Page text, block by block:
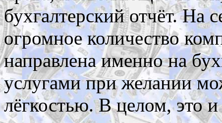
бухгалтерский отчёт. На
огромное количество
направлена именно на
услугами при желании
лёгкостью. В целом, это